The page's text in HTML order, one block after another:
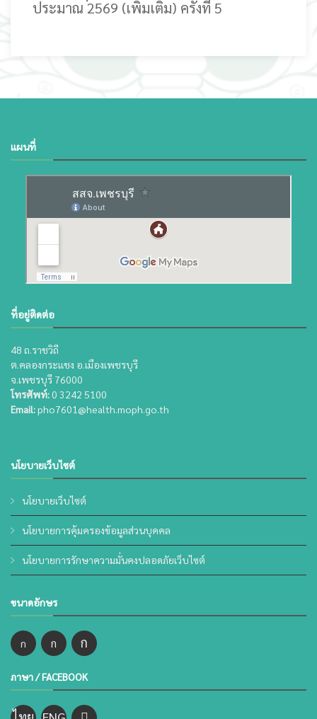
ประมาณ 2569 (เพิ่มเติม) ครั้งที่ 5
แผนที่
ที่อยู่ติดต่อ
48 ถ.ราชวิถี
ต.คลองกระแชง อ.เมืองเพชรบุรี
จ.เพชรบุรี 76000
โทรศัพท์:0 3242 5100
Email:pho7601@health.moph.go.th
นโยบายเว็บไซต์
นโยบายเว็บไซต์
นโยบายการคุ้มครองข้อมูลส่วนบุคคล
นโยบายการรักษาความมั่นคงปลอดภัยเว็บไซต์
ขนาดอักษร
ก ก ก
ภาษา / FACEBOOK